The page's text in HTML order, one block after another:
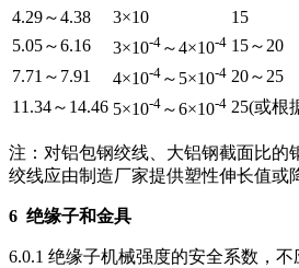
4.29～4.38
3×10
15
5.05～6.16
3×10-4 ～4×10-4 15～20
7.71～7.91
4×10-4 ～5×10-4 20～25
11.34～14.46 5×10-4 ～6×10-4 25(或根
注：对铝包钢绞线、大铝钢截面比的
绞线应由制造厂家提供塑性伸长值或
6 绝缘子和金具
6.0.1 绝缘子机械强度的安全系数，不